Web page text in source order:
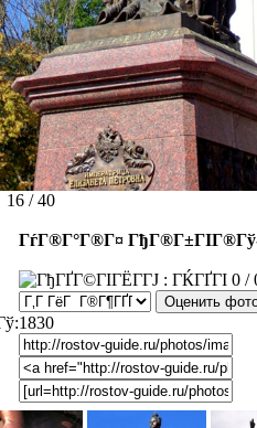
16 / 40
ГѓГ®Г°Г®Г¤
0 /
1830